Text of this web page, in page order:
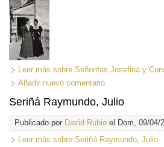
Leer más sobre Señoritas Josefina y
Añadir nuevo comentario
Seriñá Raymundo, Julio
Publicado por David Rubio el Dom, 09/04/
Leer más sobre Seriñá Raymundo, Julio